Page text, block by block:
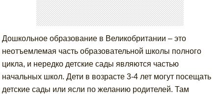
Дошкольное образование в Великобритании – это
неотъемлемая часть образовательной школы полного
цикла, и нередко детские сады являются частью
начальных школ. Дети в возрасте 3-4 лет могут посещать
детские сады или ясли по желанию родителей. Там